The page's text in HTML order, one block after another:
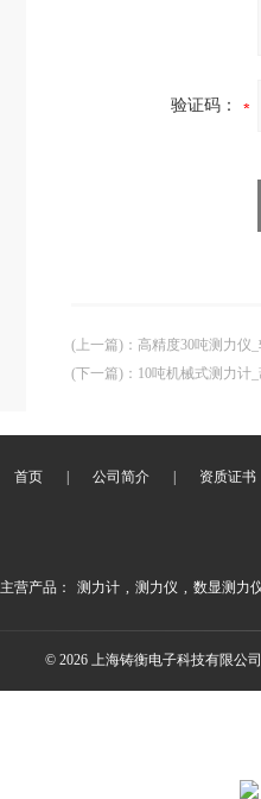
验证码：
(上一篇) ： 高精度30吨测力仪
(下一篇) ： 10吨机械式测力计
首页 | 公司简介 | 资质证书
主营产品： 测力计 测力仪 数显测力
© 2026 上海铸衡电子科技有限公